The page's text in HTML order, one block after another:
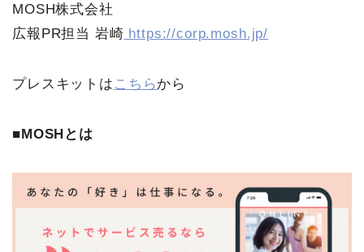
MOSH株式会社
広報PR担当 岩崎 https://corp.mosh.jp/
プレスキットは こちらから
■MOSHとは